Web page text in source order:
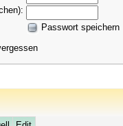
Passwort speichern